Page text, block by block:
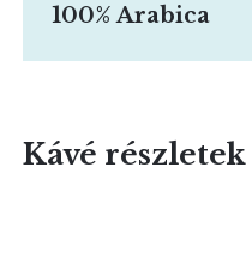
100% Arabica
Kávé részletek